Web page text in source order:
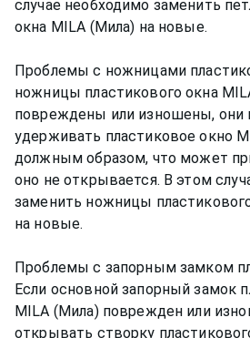
случае необходимо заменить
окна MILA (Мила) на новые.
Проблемы с ножницами
ножницы пластикового окна
повреждены или изношены, они
удерживать пластиковое окно
должным образом, что может
оно не открывается. В этом
заменить ножницы
на новые.
Проблемы с запорным замком
Если основной запорный замок
MILA (Мила) поврежден или
открывать створку